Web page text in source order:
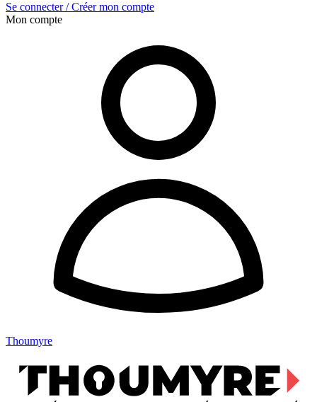
Se connecter / Créer mon compte
Mon compte
Thoumyre